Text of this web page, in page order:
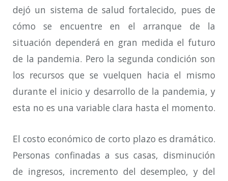
dejó un sistema de salud fortalecido, pues de
cómo se encuentre en el arranque de la
situación dependerá en gran medida el futuro
de la pandemia. Pero la segunda condición son
los recursos que se vuelquen hacia el mismo
durante el inicio y desarrollo de la pandemia, y
esta no es una variable clara hasta el momento.
El costo económico de corto plazo es dramático.
Personas confinadas a sus casas, disminución
de ingresos, incremento del desempleo, y del